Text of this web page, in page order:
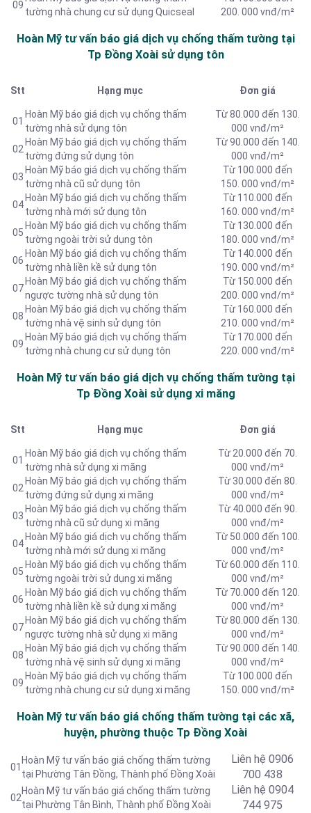
09
tường nhà chung cư sử dụng Quicseal
200. 000 vnđ/m²
Hoàn Mỹ tư vấn báogiá dịch vụ chống thấm tường tại
Tp Đồng Xoài sử dụng tôn
Stt Hạng mục Đơn giá
01
Hoàn Mỹ báo giá dịch vụ chống thấm
tường nhà sử dụng tôn
Từ 80.000 đến 130.
000 vnđ/m²
02
Hoàn Mỹ báo giá dịch vụ chống thấm
tường đứng sử dụng tôn
Từ 90.000 đến 140.
000 vnđ/m²
03
Hoàn Mỹ báo giá dịch vụ chống thấm
tường nhà cũ sử dụng tôn
Từ 100.000 đến
150. 000 vnđ/m²
04
Hoàn Mỹ báo giá dịch vụ chống thấm
tường nhà mới sử dụng tôn
Từ 110.000 đến
160. 000 vnđ/m²
05
Hoàn Mỹ báo giá dịch vụ chống thấm
tường ngoài trời sử dụng tôn
Từ 130.000 đến
180. 000 vnđ/m²
06
Hoàn Mỹ báo giá dịch vụ chống thấm
tường nhà liền kề sử dụng tôn
Từ 140.000 đến
190. 000 vnđ/m²
07
Hoàn Mỹ báo giá dịch vụ chống thấm
ngược tường nhà sử dụng tôn
Từ 150.000 đến
200. 000 vnđ/m²
08
Hoàn Mỹ báo giá dịch vụ chống thấm
tường nhà vệ sinh sử dụng tôn
Từ 160.000 đến
210. 000 vnđ/m²
09
Hoàn Mỹ báo giá dịch vụ chống thấm
tường nhà chung cư sử dụng tôn
Từ 170.000 đến
220. 000 vnđ/m²
Hoàn Mỹ tư vấn báogiá dịch vụ chống thấm tường tại
Tp Đồng Xoài sử dụng xi măng
Stt Hạng mục Đơn giá
01
Hoàn Mỹ báo giá dịch vụ chống thấm
tường nhà sử dụng xi măng
Từ 20.000 đến 70.
000 vnđ/m²
02
Hoàn Mỹ báo giá dịch vụ chống thấm
tường đứng sử dụng xi măng
Từ 30.000 đến 80.
000 vnđ/m²
03
Hoàn Mỹ báo giá dịch vụ chống thấm
tường nhà cũ sử dụng xi măng
Từ 40.000 đến 90.
000 vnđ/m²
04
Hoàn Mỹ báo giá dịch vụ chống thấm
tường nhà mới sử dụng xi măng
Từ 50.000 đến 100.
000 vnđ/m²
05
Hoàn Mỹ báo giá dịch vụ chống thấm
tường ngoài trời sử dụng xi măng
Từ 60.000 đến 110.
000 vnđ/m²
06
Hoàn Mỹ báo giá dịch vụ chống thấm
tường nhà liền kề sử dụng xi măng
Từ 70.000 đến 120.
000 vnđ/m²
07
Hoàn Mỹ báo giá dịch vụ chống thấm
ngược tường nhà sử dụng xi măng
Từ 80.000 đến 130.
000 vnđ/m²
08
Hoàn Mỹ báo giá dịch vụ chống thấm
tường nhà vệ sinh sử dụng xi măng
Từ 90.000 đến 140.
000 vnđ/m²
09
Hoàn Mỹ báo giá dịch vụ chống thấm
tường nhà chung cư sử dụng xi măng
Từ 100.000 đến
150. 000 vnđ/m²
Hoàn Mỹ tư vấn báo giá chống thấm tường tại các xã,
huyện, phường thuộc Tp Đồng Xoài
01
Hoàn Mỹ tư vấn báo giá chống thấm tường
tại Phường Tân Đồng, Thành phố Đồng Xoài
Liên hệ 0906
700 438
02
Hoàn Mỹ tư vấn báo giá chống thấm tường
tại Phường Tân Bình, Thành phố Đồng Xoài
Liên hệ 0904
744 975